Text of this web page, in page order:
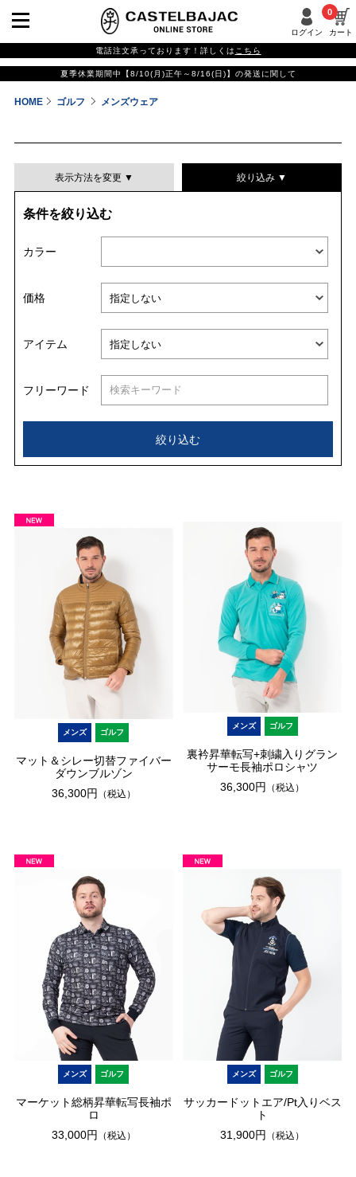
ログイン カート
0
電話注文承っております！詳しくは こちら
夏季休業期間中【8/10(月)正午～8/16(日)】の発送に関して
HOME ゴルフ メンズウェア
表示方法を変更 ▼
並び替える
絞り込み ▼
条件を絞り込む
カラー
価格
アイテム
フリーワード
絞り込む
メンズ ゴルフ
マット＆シレー切替ファイバー
ダウンブルゾン
36,300円
（税込）
メンズ ゴルフ
裏衿昇華転写+刺繍入りグラン
サーモ長袖ポロシャツ
36,300円
（税込）
メンズ ゴルフ
マーケット総柄昇華転写長袖ポ
ロ
33,000円
（税込）
メンズ ゴルフ
サッカードットエア/Pt入りベス
ト
31,900円
（税込）